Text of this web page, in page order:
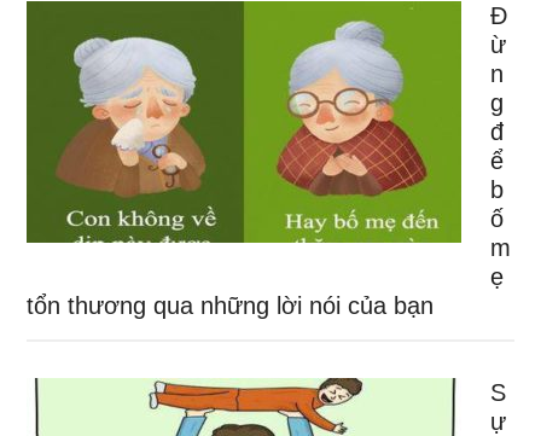
Đ
ừ
n
g
đ
ể
b
ố
m
ẹ
tổn thương qua những lời nói của bạn
S
ự